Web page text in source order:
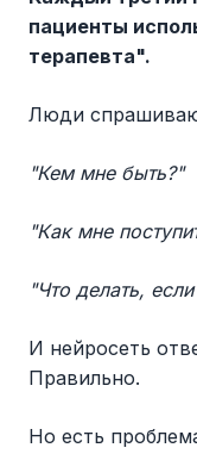
пациенты
терапевта".
Люди
"Кем мне быть?"
"Как мне
"Что делать,
И нейросеть
Правильно.
Но есть